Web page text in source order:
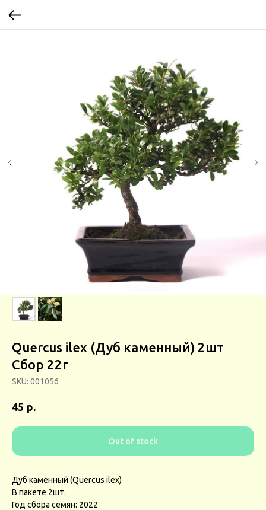
Quercus ilex (Дуб каменный) 2шт
Сбор 22г
SKU: 001056
45 р.
Out of stock
Дуб каменный (Quercus ilex)
В пакете 2шт.
Год сбора семян: 2022